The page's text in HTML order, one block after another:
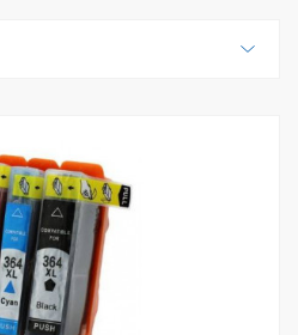
sa stáva centrom
ďalších tlačových úloh. HP
in-One tlačiareň je
partnerom, ktorý vám
tlačové potreby s